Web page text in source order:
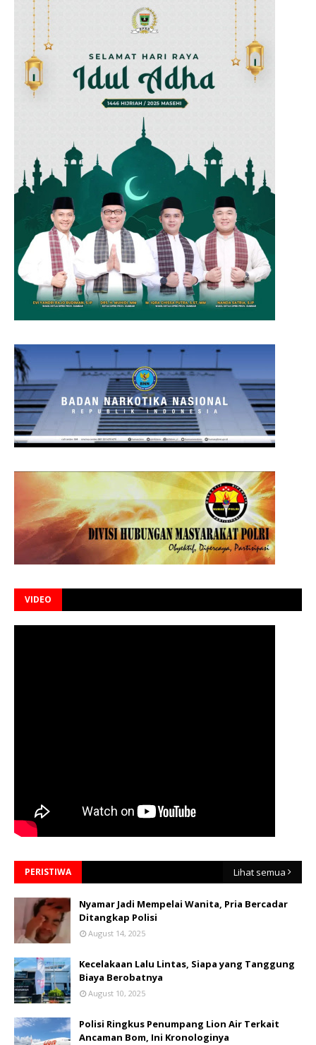
VIDEO
PERISTIWA Lihat semua
Nyamar Jadi Mempelai Wanita, Pria Bercadar
Ditangkap Polisi
August 14, 2025
Kecelakaan Lalu Lintas, Siapa yang Tanggung
Biaya Berobatnya
August 10, 2025
Polisi Ringkus Penumpang Lion Air Terkait
Ancaman Bom, Ini Kronologinya